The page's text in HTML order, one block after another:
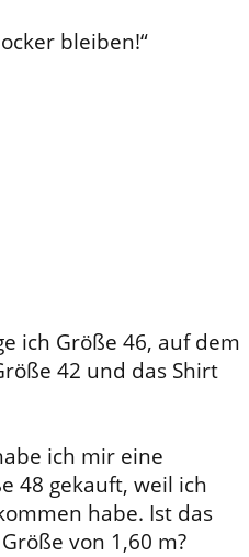
bleiben!“
ich Größe 46, auf dem
42 und das Shirt
ich mir eine
48 gekauft, weil ich
habe. Ist das
von 1,60 m?